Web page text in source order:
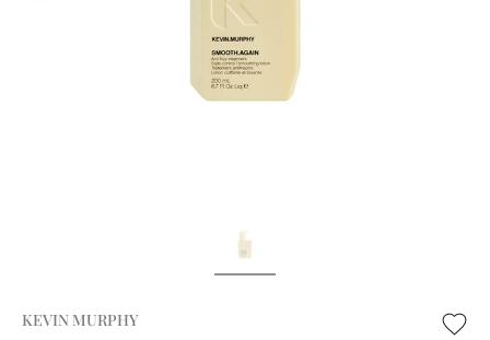
KEVIN MURPHY